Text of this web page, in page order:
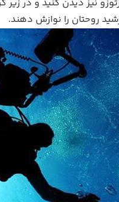
نیز دیدن کنید و در
روحتان را نوازش دهند.